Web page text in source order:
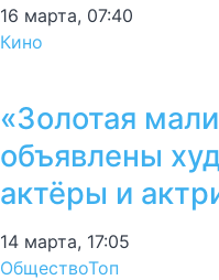
16 марта, 07:40
Кино
«Золотая
объявлены
актёры и
14 марта, 17:05
ОбществоТоп